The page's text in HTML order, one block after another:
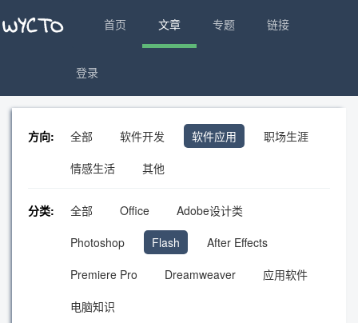
首页 文章 专题 链接
登录
方向: 全部 软件开发 软件应用
职场生涯
情感生活
其他
分类: 全部 Office
Adobe设计类
Photoshop
Flash
After Effects
Premiere Pro
Dreamweaver
应用软件
电脑知识